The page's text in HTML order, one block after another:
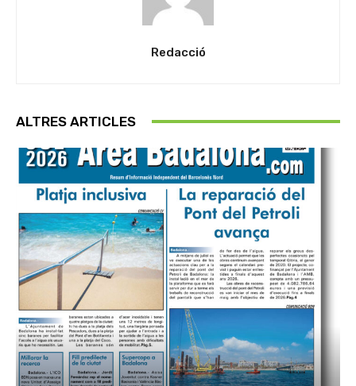
Redacció
ALTRES ARTICLES